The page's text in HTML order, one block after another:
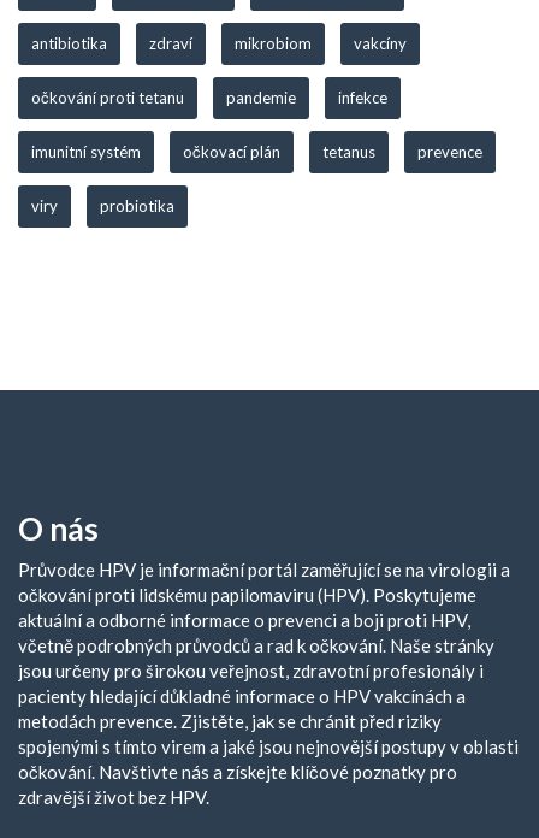
antibiotika zdraví mikrobiom vakcíny
očkování proti tetanu pandemie infekce
imunitní systém očkovací plán tetanus prevence
viry probiotika
O nás
Průvodce HPV je informační portál zaměřující se na virologii a
očkování proti lidskému papilomaviru (HPV). Poskytujeme
aktuální a odborné informace o prevenci a boji proti HPV,
včetně podrobných průvodců a rad k očkování. Naše stránky
jsou určeny pro širokou veřejnost, zdravotní profesionály i
pacienty hledající důkladné informace o HPV vakcínách a
metodách prevence. Zjistěte, jak se chránit před riziky
spojenými s tímto virem a jaké jsou nejnovější postupy v oblasti
očkování. Navštivte nás a získejte klíčové poznatky pro
zdravější život bez HPV.